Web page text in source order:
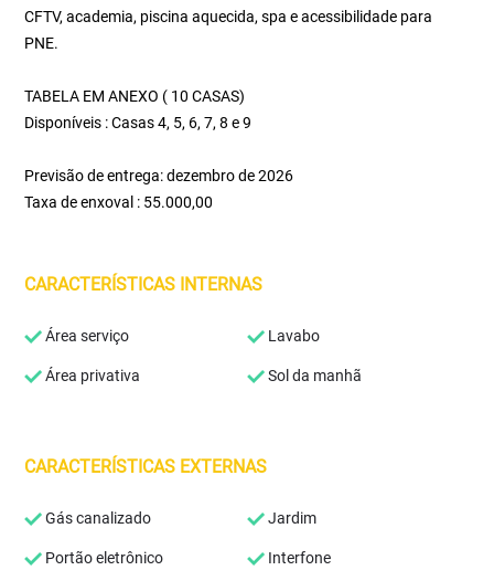
CFTV, academia, piscina aquecida, spa e acessibilidade para
PNE.
TABELA EM ANEXO ( 10 CASAS)
Disponíveis : Casas 4, 5, 6, 7, 8 e 9
Previsão de entrega: dezembro de 2026
Taxa de enxoval : 55.000,00
CARACTERÍSTICAS INTERNAS
Área serviço Lavabo
Área privativa Sol da manhã
CARACTERÍSTICAS EXTERNAS
Gás canalizado Jardim
Portão eletrônico Interfone